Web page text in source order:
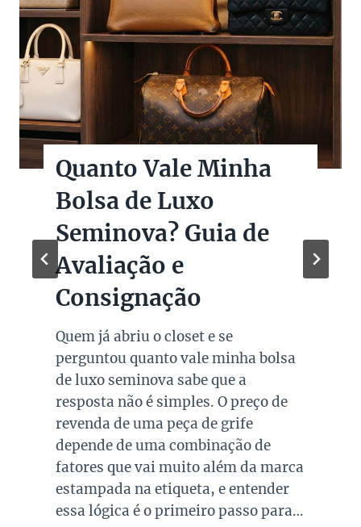
Quanto Vale Minha
Bolsa de Luxo
Seminova? Guia de
Avaliação e
Consignação
Quem já abriu o closet e se
perguntou quanto vale minha bolsa
de luxo seminova sabe que a
resposta não é simples. O preço de
revenda de uma peça de grife
depende de uma combinação de
fatores que vai muito além da marca
estampada na etiqueta, e entender
essa lógica é o primeiro passo para…